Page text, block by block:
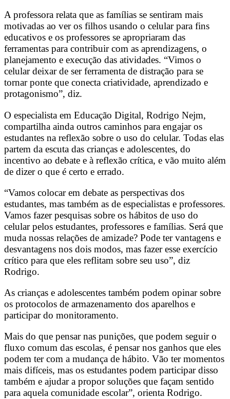
A professora relata que as famílias se sentiram mais
motivadas ao ver os filhos usando o celular para fins
educativos e os professores se apropriaram das
ferramentas para contribuir com as aprendizagens, o
planejamento e execução das atividades. “Vimos o
celular deixar de ser ferramenta de distração para se
tornar ponte que conecta criatividade, aprendizado e
protagonismo”, diz.
O especialista em Educação Digital, Rodrigo Nejm,
compartilha ainda outros caminhos para engajar os
estudantes na reflexão sobre o uso do celular. Todas elas
partem da escuta das crianças e adolescentes, do
incentivo ao debate e à reflexão crítica, e vão muito além
de dizer o que é certo e errado.
“Vamos colocar em debate as perspectivas dos
estudantes, mas também as de especialistas e professores.
Vamos fazer pesquisas sobre os hábitos de uso do
celular pelos estudantes, professores e famílias. Será que
muda nossas relações de amizade? Pode ter vantagens e
desvantagens nos dois modos, mas fazer esse exercício
crítico para que eles reflitam sobre seu uso”, diz
Rodrigo.
As crianças e adolescentes também podem opinar sobre
os protocolos de armazenamento dos aparelhos e
participar do monitoramento.
Mais do que pensar nas punições, que podem seguir o
fluxo comum das escolas, é pensar nos ganhos que eles
podem ter com a mudança de hábito. Vão ter momentos
mais difíceis, mas os estudantes podem participar disso
também e ajudar a propor soluções que façam sentido
para aquela comunidade escolar”, orienta Rodrigo.